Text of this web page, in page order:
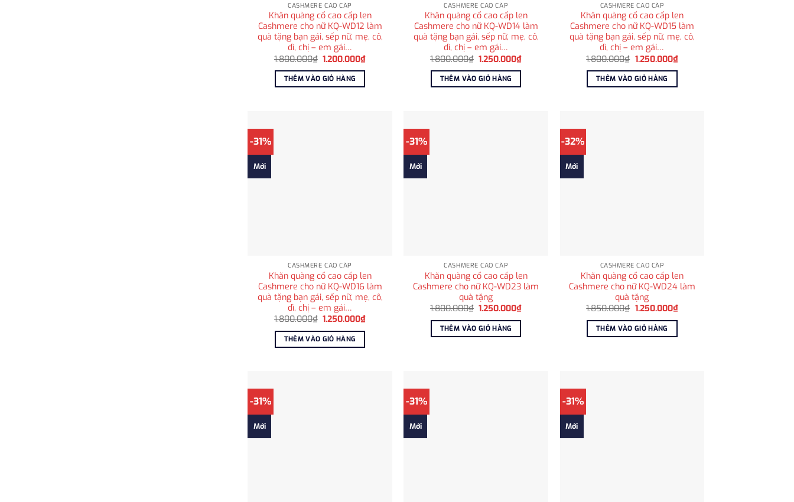
CASHMERE CAO CẤP
Khăn quàng cổ cao cấp len
Cashmere cho nữ KQ-WD12 làm
quà tặng bạn gái, sếp nữ, mẹ, cô,
dì, chị – em gái…
1.800.000₫ Giá
là:
1.800.000₫.
1.200.000₫Giá
THÊM VÀO GIỎ HÀNG
CASHMERE CAO CẤP
Khăn quàng cổ cao cấp len
Cashmere cho nữ KQ-WD14 làm
quà tặng bạn gái, sếp nữ, mẹ, cô,
dì, chị – em gái…
1.800.000₫ Giá
là:
1.800.000₫.
1.250.000₫Giá
THÊM VÀO GIỎ HÀNG
CASHMERE CAO CẤP
Khăn quàng cổ cao cấp len
Cashmere cho nữ KQ-WD15 làm
quà tặng bạn gái, sếp nữ, mẹ, cô,
dì, chị – em gái…
1.800.000₫ Giá
là:
1.800.000₫.
1.250.000₫Giá
THÊM VÀO GIỎ HÀNG
-31%
Mới
CASHMERE CAO CẤP
Khăn quàng cổ cao cấp len
Cashmere cho nữ KQ-WD16 làm
quà tặng bạn gái, sếp nữ, mẹ, cô,
dì, chị – em gái…
1.800.000₫ Giá
là:
1.800.000₫.
1.250.000₫Giá
THÊM VÀO GIỎ HÀNG
-31%
Mới
CASHMERE CAO CẤP
Khăn quàng cổ cao cấp len
Cashmere cho nữ KQ-WD23 làm
quà tặng
1.800.000₫ Giá
là:
1.800.000₫.
1.250.000₫Giá
THÊM VÀO GIỎ HÀNG
-32%
Mới
CASHMERE CAO CẤP
Khăn quàng cổ cao cấp len
Cashmere cho nữ KQ-WD24 làm
quà tặng
1.850.000₫ Giá
là:
1.850.000₫.
1.250.000₫Giá
THÊM VÀO GIỎ HÀNG
-31%
Mới
-31%
Mới
-31%
Mới